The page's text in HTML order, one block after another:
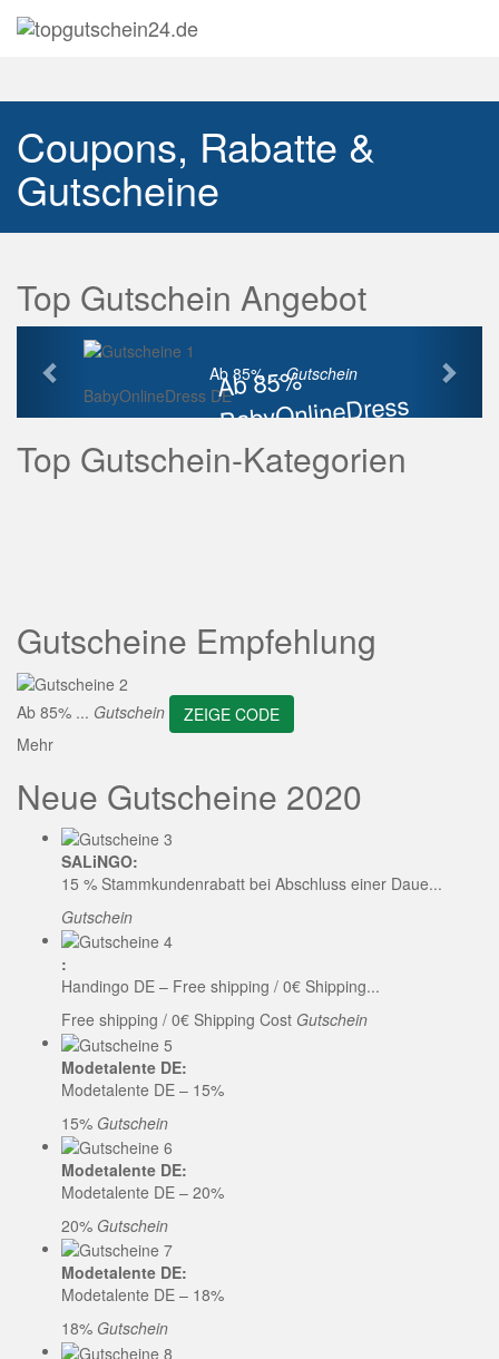
Coupons, Rabatte &
Gutscheine
Top Gutschein Angebot
Ab 85%
BabyOnlineDress
Rabatt
Ab 85% ...Gutschein
BabyOnlineDress DE
Vorherige
Top Gutschein-Kategorien
Gutscheine Empfehlung
Ab 85% ... Gutschein
ZEIGE CODE
Mehr
Neue Gutscheine 2020
SALiNGO:
15 % Stammkundenrabatt bei Abschluss einer Daue...
Gutschein
:
Handingo DE – Free shipping / 0€ Shipping...
Free shipping / 0€ Shipping Cost Gutschein
Modetalente DE:
Modetalente DE – 15%
15% Gutschein
Modetalente DE:
Modetalente DE – 20%
20% Gutschein
Modetalente DE:
Modetalente DE – 18%
18% Gutschein